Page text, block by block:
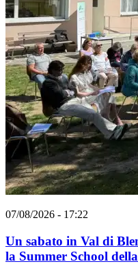
07/08/2026 - 17:22
Un sabato in Val di
la Summer School